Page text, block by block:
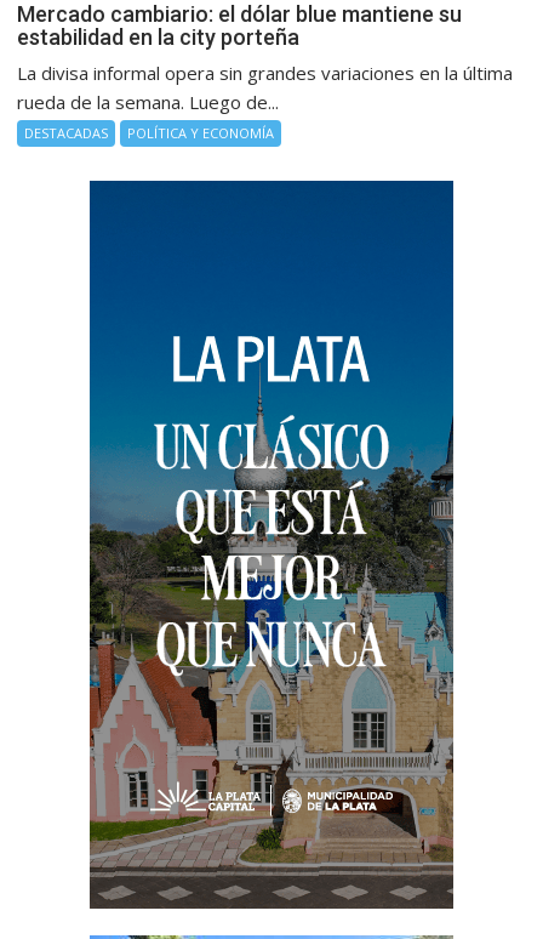
Mercado cambiario: el dólar blue mantiene su
estabilidad en la city porteña
La divisa informal opera sin grandes variaciones en la última
rueda de la semana. Luego de...
DESTACADAS POLÍTICA Y ECONOMÍA